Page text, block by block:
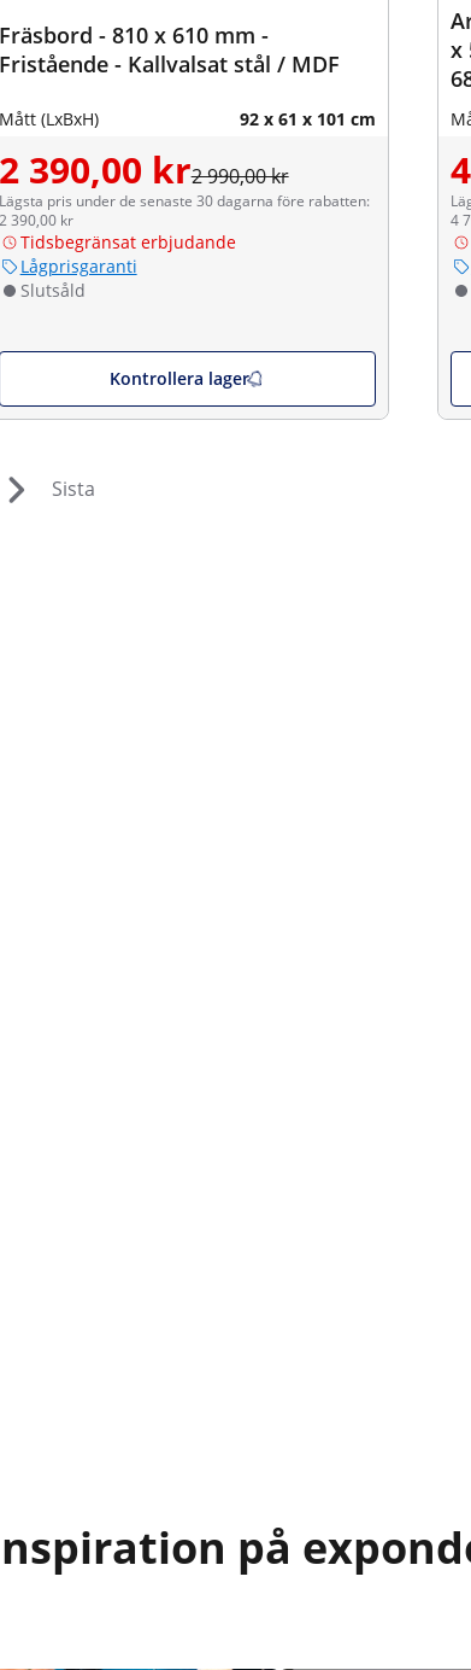
Fräsbord - 810 x 610 mm -
Fristående - Kallvalsat stål / MDF
Mått (LxBxH) 92 x 61 x 101 cm
2 390,00 kr2 990,00 kr
Lägsta pris under de senaste 30 dagarna före rabatten:
2 390,00 kr
Tidsbegränsat erbjudande
Lågprisgaranti
Slutsåld
Kontrollera lager
x
4
Sista
på